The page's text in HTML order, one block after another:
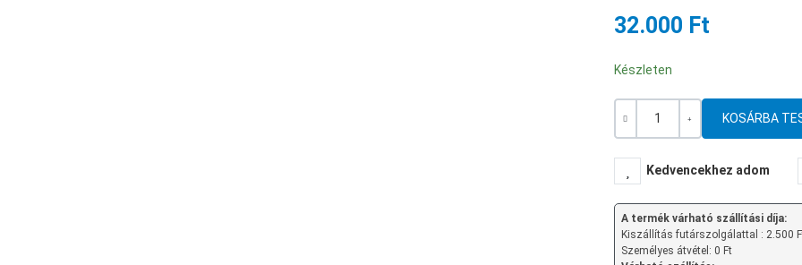
32.000 Ft
Készleten
Mennyiség
Kedvencekhez adom
A termék várható szállítási díja:
Kiszállítás futárszolgálattal : 2.500
Személyes átvétel: 0 Ft